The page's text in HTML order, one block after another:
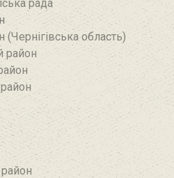
рада
область)
район